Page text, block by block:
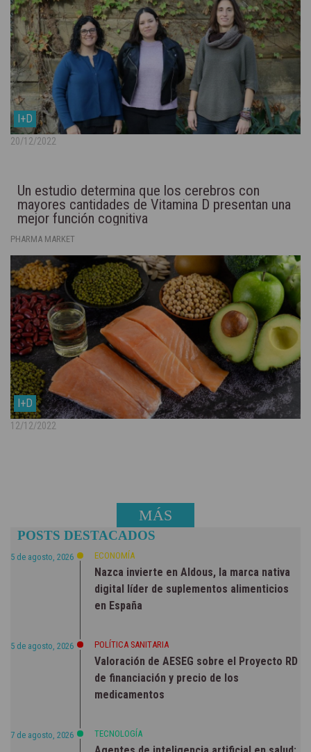
I+D
20/12/2022
Un estudio determina que los cerebros con
mayores cantidades de Vitamina D presentan una
mejor función cognitiva
PHARMA MARKET
I+D
12/12/2022
MÁS
NOTICIAS
POSTS DESTACADOS
5 de agosto, 2026 ECONOMÍA
Nazca invierte en Aldous, la marca nativa
digital líder de suplementos alimenticios
en España
5 de agosto, 2026 POLÍTICA SANITARIA
Valoración de AESEG sobre el Proyecto RD
de financiación y precio de los
medicamentos
7 de agosto, 2026 TECNOLOGÍA